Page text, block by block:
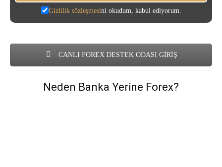
Gizlilik sözleşmesini okudum, kabul ediyorum.
CANLI FOREX DESTEK ODASI GİRİŞ
Neden Banka Yerine Forex?